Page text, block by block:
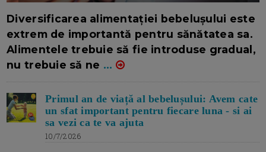
Diversificarea alimentației bebelușului este
extrem de importantă pentru sănătatea sa.
Alimentele trebuie să fie introduse gradual,
nu trebuie să ne ...
Primul an de viață al bebelușului: Avem cate
un sfat important pentru fiecare luna - si ai
sa vezi ca te va ajuta
10/7/2026